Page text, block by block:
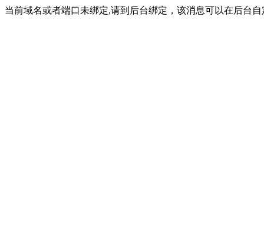
当前域名或者端口未绑定,请到后台绑定，该消息可以在后台自